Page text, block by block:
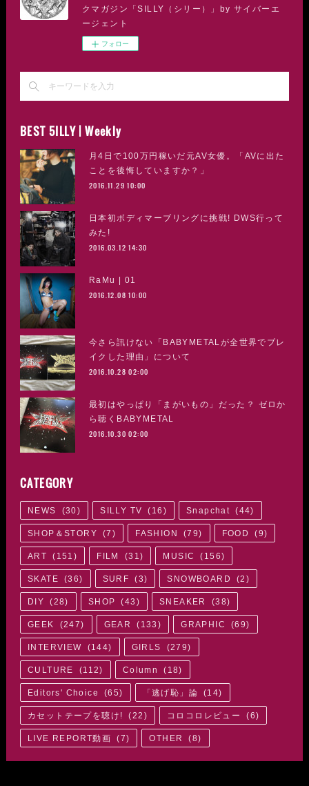
クマガジン「SILLY（シリー）」by サイバーエ
ージェント
フォロー
BEST 5ILLY | Weekly
月4日で100万円稼いだ元AV女優。「AVに出た
ことを後悔していますか？」
2016.11.29 10:00
日本初ボディマーブリングに挑戦! DWS行って
みた!
2016.03.12 14:30
RaMu | 01
2016.12.08 10:00
今さら訊けない「BABYMETALが全世界でブレ
イクした理由」について
2016.10.28 02:00
最初はやっぱり「まがいもの」だった？ ゼロか
ら聴くBABYMETAL
2016.10.30 02:00
CATEGORY
NEWS (30) SILLY TV ( 16 ) Snapchat (44)
SHOP＆STORY (7 ) FASHION (79) FOOD (9)
ART ( 151 ) FILM (31 ) MUSIC ( 156)
SKATE (36) SURF (3) SNOWBOARD (2 )
DIY (28) SHOP (43 ) SNEAKER (38)
GEEK (247) GEAR ( 133 ) GRAPHIC (69)
INTERVIEW (144) GIRLS (279)
CULTURE (112) Column ( 18)
Editors' Choice (65) 「逃げ恥」論 (14)
カセットテープを聴け! (22 ) コロコロレビュー (6)
LIVE REPORT動画 (7) OTHER (8)